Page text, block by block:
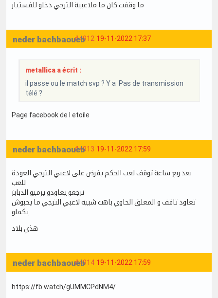
ما وقفت كان ما ملاعبية الترجي دخلو للفستيار
#4912 19-11-2022 17:37
neder bachbaoueb
metallica a écrit :
il passe ou le match svp ? Y a Pas de transmission
télé ?
Page facebook de l etoile
#4913 19-11-2022 17:59
neder bachbaoueb
بعد ربع ساعة توقف لعب الحكم يفرض على لاعبي الترجي العودة
للعب
نرجعو يعاودو يرميو الدبابز
تعاود تاقف و المعلق الحاوي باهت شبيه لاعبي الترجي ما يحبوش
يكملو
هذي بلاد
#4914 19-11-2022 17:59
neder bachbaoueb
https://fb.watch/gUMMCPdNM4/